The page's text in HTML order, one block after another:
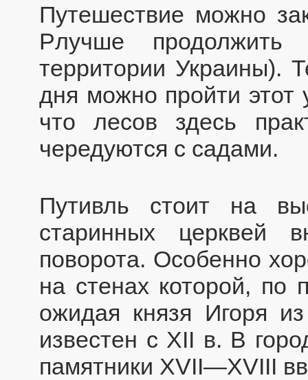
Путешествие можно
Рлучше
территории Украины).
дня можно пройти этот
что лесов здесь
чередуются с садами.
Путивль стоит на
старинных церквей
поворота. Особенно
на стенах которой, по
ожидая князя Игоря
известен с XII в. В
памятники XVII—XVIII